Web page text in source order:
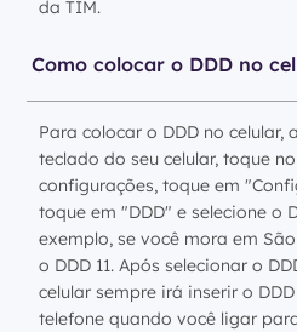
da TIM.
Como colocar o DDD no
Para colocar o DDD no
teclado do seu celular, toque
configurações, toque em
toque em "DDD" e selecione o
exemplo, se você mora em
o DDD 11. Após selecionar o
celular sempre irá inserir o
telefone quando você ligar